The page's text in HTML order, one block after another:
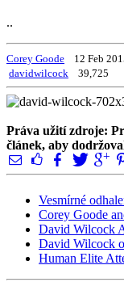
..
Corey Goode
12 Feb
davidwilcock
39,725
Práva užití zdroje:
článek, aby
Vesmírné
Corey Goode
David Wilcock
David Wilcock
Human Elite